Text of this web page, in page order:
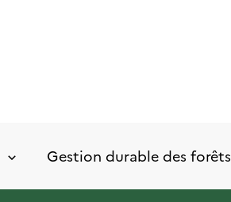
Gestion durable des forêts